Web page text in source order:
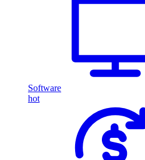
Software
hot